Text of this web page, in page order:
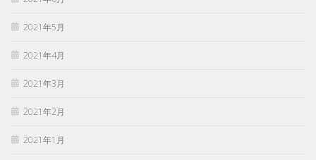
2021年5月
2021年4月
2021年3月
2021年2月
2021年1月